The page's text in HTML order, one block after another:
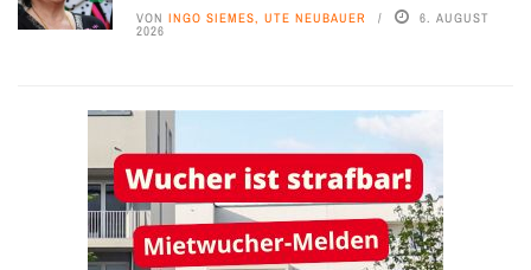
VON INGO SIEMES, UTE NEUBAUER 6. AUGUST
2026